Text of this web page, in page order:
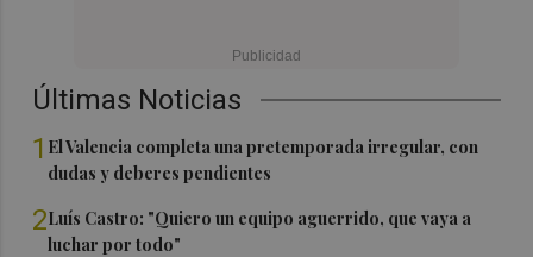
Últimas Noticias
1 El Valencia completa una pretemporada irregular, con
dudas y deberes pendientes
2Luís Castro: "Quiero un equipo aguerrido, que vaya a
luchar por todo"